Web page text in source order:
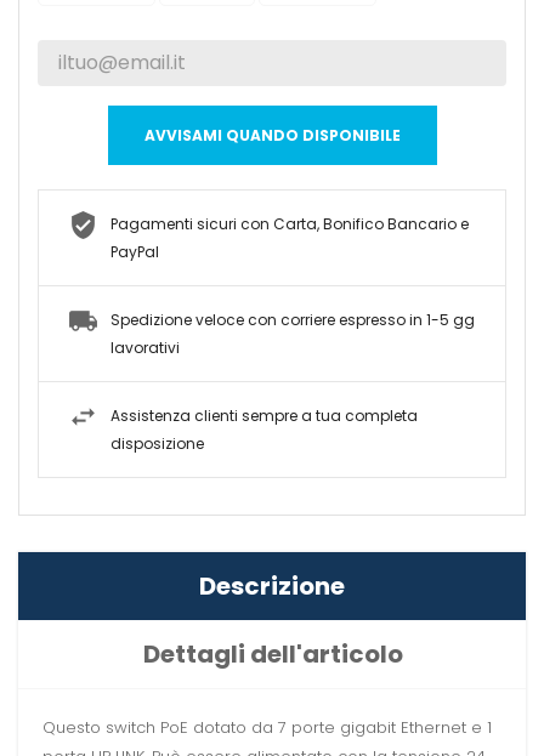
AVVISAMI QUANDO DISPONIBILE
Pagamenti sicuri con Carta, Bonifico Bancario e
PayPal
Spedizione veloce con corriere espresso in 1-5 gg
lavorativi
Assistenza clienti sempre a tua completa
disposizione
Descrizione
Dettagli dell'articolo
Questo switch PoE dotato da 7 porte gigabit Ethernet e 1